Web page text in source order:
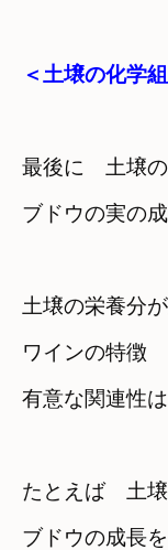
＜土壌の化学
最後に　土壌
ブドウの実の
土壌の栄養分
ワインの特徴
有意な関連性
たとえば　土
ブドウの成長